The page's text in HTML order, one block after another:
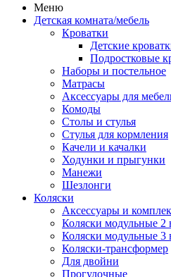
Меню
Детская комната/мебель
Кроватки
Детские
Подростковые
Наборы и постельное
Матрасы
Аксессуары для
Комоды
Столы и стулья
Стулья для кормления
Качели и качалки
Ходунки и прыгунки
Манежи
Шезлонги
Коляски
Аксессуары и
Коляски модульные 2
Коляски модульные 3
Коляски-трансформер
Для двойни
Прогулочные